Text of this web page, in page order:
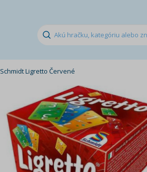
Schmidt Ligretto Červené